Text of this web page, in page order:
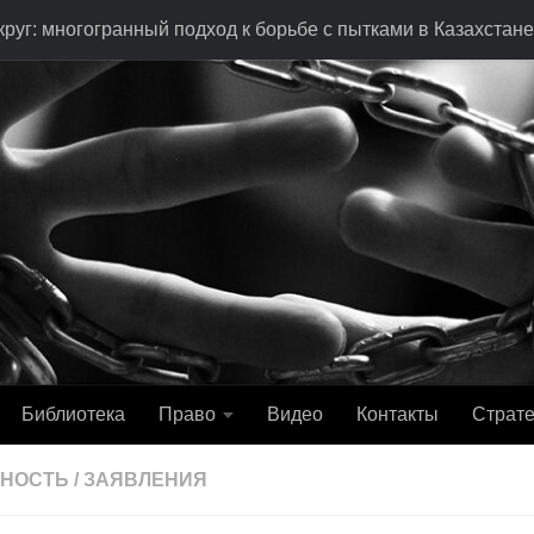
многогранный подход к борьбе с пытками в Казахстане
Библиотека Право Видео Контакты
/ ЗАЯВЛЕНИЯ